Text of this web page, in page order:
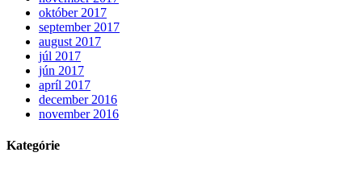
október 2017
september 2017
august 2017
júl 2017
jún 2017
apríl 2017
december 2016
november 2016
Kategórie